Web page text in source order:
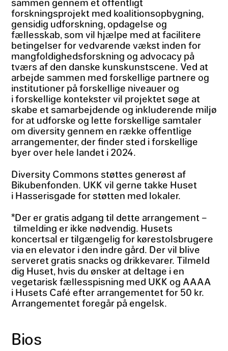
forskningsprojekt med koalitionsopbygning,
gensidig udforskning, opdagelse og
fællesskab, som vil hjælpe med at facilitere
betingelser for vedvarende vækst inden for
mangfoldighedsforskning og advocacy på
tværs af den danske kunskunstscene. Ved at
arbejde sammen med forskellige partnere og
institutioner på forskellige niveauer og
i forskellige kontekster vil projektet søge at
skabe et samarbejdende og inkluderende miljø
for at udforske og lette forskellige samtaler
om diversity gennem en række offentlige
arrangementer, der finder sted i forskellige
byer over hele landet i 2024.
Diversity Commons støttes generøst af
Bikubenfonden. UKK vil gerne takke Huset
i Hasserisgade for støtten med lokaler.
*Der er gratis adgang til dette arrangement –
tilmelding er ikke nødvendig. Husets
koncertsal er tilgængelig for kørestolsbrugere
via en elevator i den indre gård. Der vil blive
serveret gratis snacks og drikkevarer. Tilmeld
dig Huset, hvis du ønsker at deltage i en
vegetarisk fællesspisning med UKK og AAAA
i Husets Café efter arrangementet for 50 kr.
Arrangementet foregår på engelsk.
Bios